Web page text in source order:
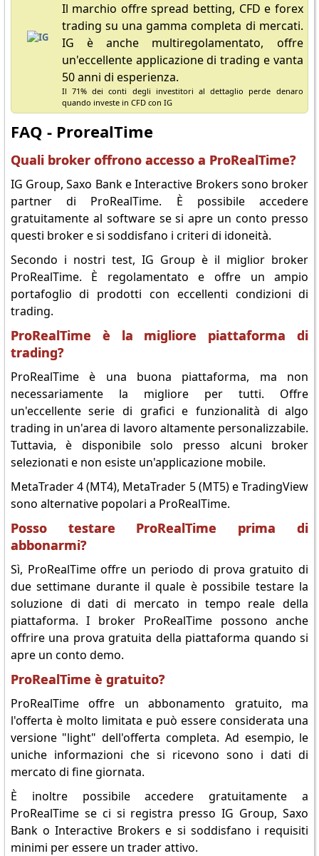
Il marchio offre spread betting, CFD e forex
trading su una gamma completa di mercati.
IG è anche multiregolamentato, offre
un'eccellente applicazione di trading e vanta
50 anni di esperienza.
Il 71% dei conti degli investitori al dettaglio perde denaro
quando investe in CFD con IG
FAQ - ProrealTime
Quali broker offrono accesso a ProRealTime?
IG Group, Saxo Bank e Interactive Brokers sono broker
partner di ProRealTime. È possibile accedere
gratuitamente al software se si apre un conto presso
questi broker e si soddisfano i criteri di idoneità.
Secondo i nostri test, IG Group è il miglior broker
ProRealTime. È regolamentato e offre un ampio
portafoglio di prodotti con eccellenti condizioni di
trading.
ProRealTime è la migliore piattaforma di
trading?
ProRealTime è una buona piattaforma, ma non
necessariamente la migliore per tutti. Offre
un'eccellente serie di grafici e funzionalità di algo
trading in un'area di lavoro altamente personalizzabile.
Tuttavia, è disponibile solo presso alcuni broker
selezionati e non esiste un'applicazione mobile.
MetaTrader 4 (MT4), MetaTrader 5 (MT5) e TradingView
sono alternative popolari a ProRealTime.
Posso testare ProRealTime prima di
abbonarmi?
Sì, ProRealTime offre un periodo di prova gratuito di
due settimane durante il quale è possibile testare la
soluzione di dati di mercato in tempo reale della
piattaforma. I broker ProRealTime possono anche
offrire una prova gratuita della piattaforma quando si
apre un conto demo.
ProRealTime è gratuito?
ProRealTime offre un abbonamento gratuito, ma
l'offerta è molto limitata e può essere considerata una
versione "light" dell'offerta completa. Ad esempio, le
uniche informazioni che si ricevono sono i dati di
mercato di fine giornata.
È inoltre possibile accedere gratuitamente a
ProRealTime se ci si registra presso IG Group, Saxo
Bank o Interactive Brokers e si soddisfano i requisiti
minimi per essere un trader attivo.